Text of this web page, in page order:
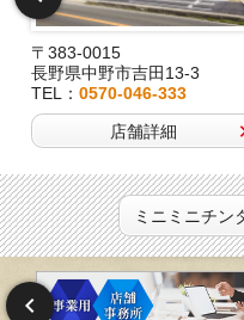
〒383-0015
長野県中野市吉田13-3
TEL： 0570-046-333
店舗詳細
ミニミニチン